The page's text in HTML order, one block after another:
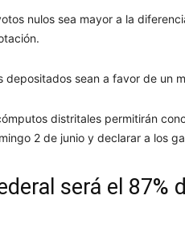
nulos sea mayor a la
sean a favor de un
distritales permitirán
2 de junio y declarar a los
será el 87%